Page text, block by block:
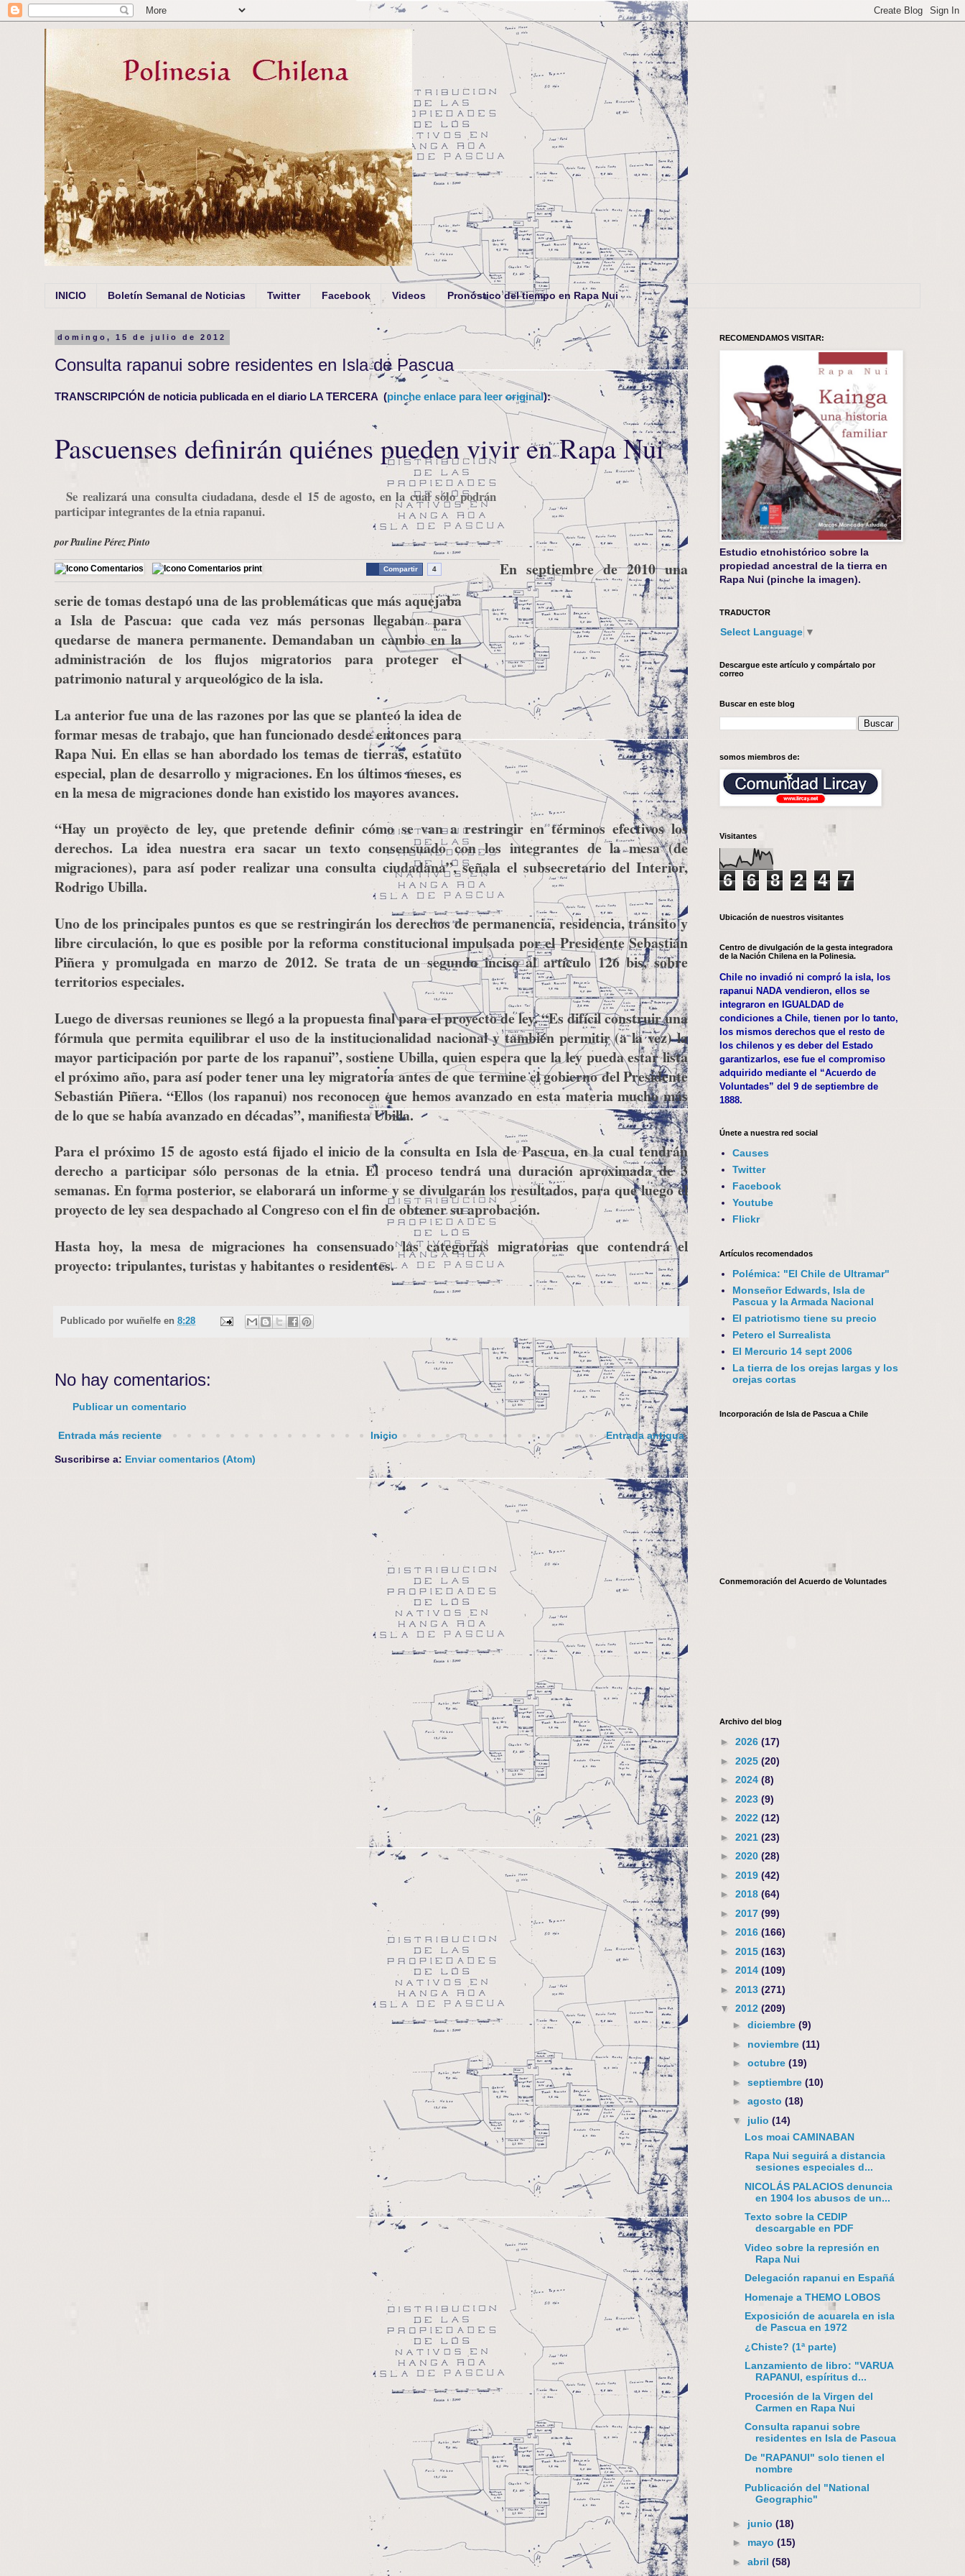
INICIO Boletín Semanal de Noticias Twitter Facebook Videos Pronóstico del tiempo en Rapa Nui
domingo, 15 de julio de 2012
Consulta rapanui sobre residentes en Isla de Pascua
TRANSCRIPCIÓN de noticia publicada en el diario LA TERCERA (pinche enlace para leer original):
Pascuenses definirán quiénes pueden vivir en Rapa Nui
Se realizará una consulta ciudadana, desde el 15 de agosto, en la cual sólo podrán
participar integrantes de la etnia rapanui.
por Pauline Pérez Pinto
Compartir 4
En septiembre de 2010 una
serie de tomas destapó una de las problemáticas que más aquejaba
a Isla de Pascua: que cada vez más personas llegaban para
quedarse de manera permanente. Demandaban un cambio en la
administración de los flujos migratorios para proteger el
patrimonio natural y arqueológico de la isla.
La anterior fue una de las razones por las que se planteó la idea de
formar mesas de trabajo, que han funcionado desde entonces para
Rapa Nui. En ellas se han abordado los temas de tierras, estatuto
especial, plan de desarrollo y migraciones. En los últimos meses, es
en la mesa de migraciones donde han existido los mayores avances.
“Hay un proyecto de ley, que pretende definir cómo se van a restringir en términos efectivos los
derechos. La idea nuestra era sacar un texto consensuado con los integrantes de la mesa (de
migraciones), para así poder realizar una consulta ciudadana”, señala el subsecretario del Interior,
Rodrigo Ubilla.
Uno de los principales puntos es que se restringirán los derechos de permanencia, residencia, tránsito y
libre circulación, lo que es posible por la reforma constitucional impulsada por el Presidente Sebastián
Piñera y promulgada en marzo de 2012. Se trata de un segundo inciso al artículo 126 bis, sobre
territorios especiales.
Luego de diversas reuniones se llegó a la propuesta final para el proyecto de ley. “Es difícil construir una
fórmula que permita equilibrar el uso de la institucionalidad nacional y también permitir (a la vez) la
mayor participación por parte de los rapanui”, sostiene Ubilla, quien espera que la ley pueda estar lista
el próximo año, para así poder tener una ley migratoria antes de que termine el gobierno del Presidente
Sebastián Piñera. “Ellos (los rapanui) nos reconocen que hemos avanzado en esta materia mucho más
de lo que se había avanzado en décadas”, manifiesta Ubilla.
Para el próximo 15 de agosto está fijado el inicio de la consulta en Isla de Pascua, en la cual tendrán
derecho a participar sólo personas de la etnia. El proceso tendrá una duración aproximada de 3
semanas. En forma posterior, se elaborará un informe y se divulgarán los resultados, para que luego el
proyecto de ley sea despachado al Congreso con el fin de obtener su aprobación.
Hasta hoy, la mesa de migraciones ha consensuado las categorías migratorias que contendrá el
proyecto: tripulantes, turistas y habitantes o residentes.
Publicado por wuñelfe en 8:28
No hay comentarios:
Publicar un comentario
Entrada más reciente Entrada antigua
Inicio
Suscribirse a: Enviar comentarios (Atom)
RECOMENDAMOS VISITAR:
Estudio etnohistórico sobre la
propiedad ancestral de la tierra en
Rapa Nui (pinche la imagen).
TRADUCTOR
Select Language ▼
Descargue este artículo y compártalo por
correo
Buscar en este blog
somos miembros de:
Visitantes
6 6 8 2 4 7
Ubicación de nuestros visitantes
Centro de divulgación de la gesta integradora
de la Nación Chilena en la Polinesia.
Chile no invadió ni compró la isla, los
rapanui NADA vendieron, ellos se
integraron en IGUALDAD de
condiciones a Chile, tienen por lo tanto,
los mismos derechos que el resto de
los chilenos y es deber del Estado
garantizarlos, ese fue el compromiso
adquirido mediante el “Acuerdo de
Voluntades” del 9 de septiembre de
1888.
Únete a nuestra red social
Causes
Twitter
Facebook
Youtube
Flickr
Artículos recomendados
Polémica: "El Chile de Ultramar"
Monseñor Edwards, Isla de
Pascua y la Armada Nacional
El patriotismo tiene su precio
Petero el Surrealista
El Mercurio 14 sept 2006
La tierra de los orejas largas y los
orejas cortas
Incorporación de Isla de Pascua a Chile
Conmemoración del Acuerdo de Voluntades
Archivo del blog
► 2026 (17)
► 2025 (20)
► 2024 (8)
► 2023 (9)
► 2022 (12)
► 2021 (23)
► 2020 (28)
► 2019 (42)
► 2018 (64)
► 2017 (99)
► 2016 (166)
► 2015 (163)
► 2014 (109)
► 2013 (271)
▼ 2012 (209)
► diciembre (9)
► noviembre (11)
► octubre (19)
► septiembre (10)
► agosto (18)
▼ julio (14)
Los moai CAMINABAN
Rapa Nui seguirá a distancia
sesiones especiales d...
NICOLÁS PALACIOS denuncia
en 1904 los abusos de un...
Texto sobre la CEDIP
descargable en PDF
Video sobre la represión en
Rapa Nui
Delegación rapanui en Españá
Homenaje a THEMO LOBOS
Exposición de acuarela en isla
de Pascua en 1972
¿Chiste? (1ª parte)
Lanzamiento de libro: "VARUA
RAPANUI, espíritus d...
Procesión de la Virgen del
Carmen en Rapa Nui
Consulta rapanui sobre
residentes en Isla de Pascua
De "RAPANUI" solo tienen el
nombre
Publicación del "National
Geographic"
► junio (18)
► mayo (15)
► abril (58)